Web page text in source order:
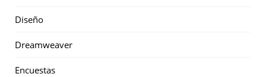
Diseño
Dreamweaver
Encuestas